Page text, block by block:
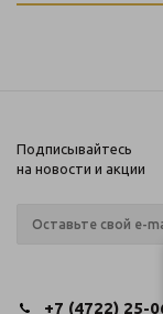
Подписывайтесь
на новости и акции
+7 (4722) 25-